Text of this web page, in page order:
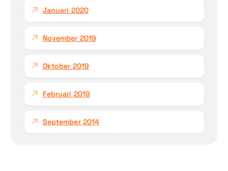
Januari 2020
November 2019
Oktober 2019
Februari 2019
September 2014